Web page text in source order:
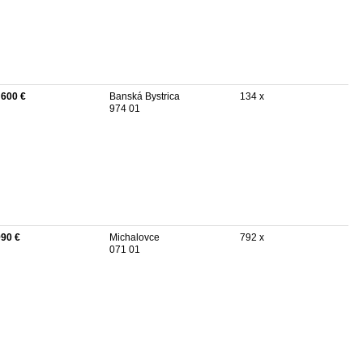
€
Banská Bystrica
974 01
134 x
€
Michalovce
071 01
792 x